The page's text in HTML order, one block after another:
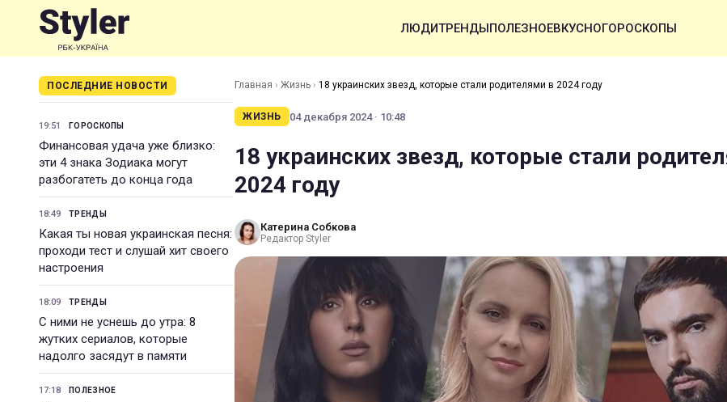
ЛЮДИТРЕНДЫПОЛЕЗНОЕВКУСНОГОРОСКОПЫ
ПОСЛЕДНИЕ НОВОСТИ
19:51 ГОРОСКОПЫ
Финансовая удача уже близко:
эти 4 знака Зодиака могут
разбогатеть до конца года
18:49 ТРЕНДЫ
Какая ты новая украинская песня:
проходи тест и слушай хит своего
настроения
18:09 ТРЕНДЫ
С ними не уснешь до утра: 8
жутких сериалов, которые
надолго засядут в памяти
17:18 ПОЛЕЗНОЕ
Главная › Жизнь › 18 украинских звезд, которые стали родителями в 2024 году
ЖИЗНЬ 04 декабря 2024 · 10:48
18 украинских звезд, которые стали
2024 году
Катерина Собкова
Редактор Styler